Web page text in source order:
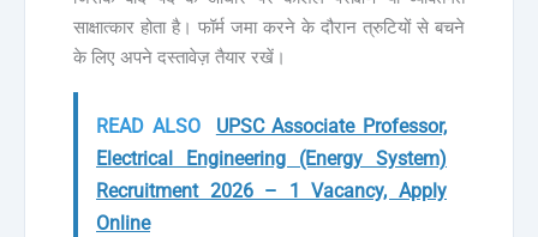
साक्षात्कार होता है। फॉर्म जमा करने के दौरान त्रुटियों से बचने
के लिए अपने दस्तावेज़ तैयार रखें।
READ ALSO
UPSC Associate Professor,
Electrical Engineering (Energy System)
Recruitment 2026 – 1 Vacancy, Apply
Online